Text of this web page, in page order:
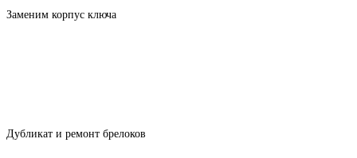
Заменим корпус ключа
Дубликат и ремонт брелоков